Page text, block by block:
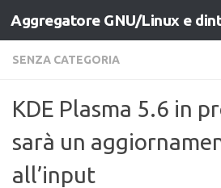
Salta al contenuto
Aggregatore GNU/Linux e
SENZA CATEGORIA
KDE Plasma 5.6 in
sarà un
all’input